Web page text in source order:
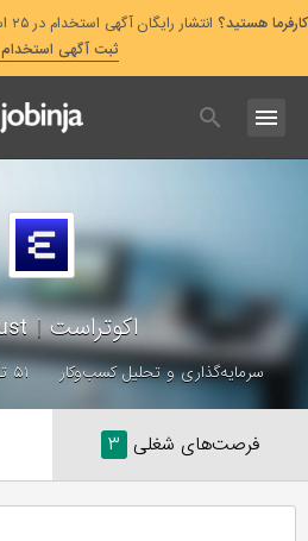
کارفرما هستید؟ انتشار رایگان آگهی استخدام در ۲۵ استان و ۲۶ دسته‌بندی شغلی
ثبت آگهی استخدام
اکوتراست|
Ecotrust
سرمایه‌گذاری و تحلیل کسب‌وکار ۵۱ تا ۲۰۰ نفر
فرصت‌های شغلی ۳